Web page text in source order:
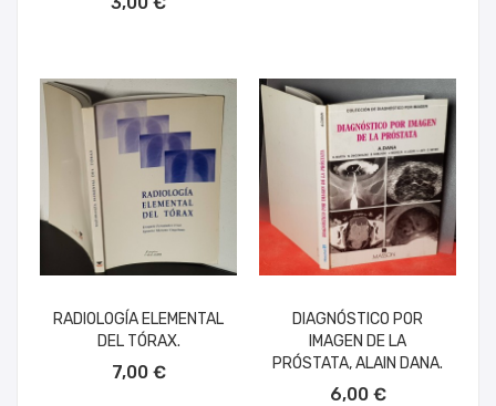
RADIOLOGÍA ELEMENTAL
DEL TÓRAX.
7,00 €
DIAGNÓSTICO POR
IMAGEN DE LA
PRÓSTATA, ALAIN DANA.
6,00 €